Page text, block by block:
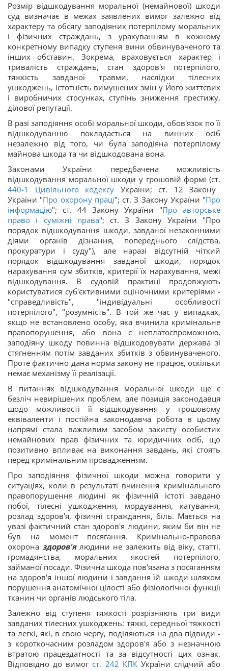
Розмір відшкодування моральної (немайнової) шкоди
суд визначає в межах заявлених вимог залежно від
характеру та обсягу заподіяних потерпілому моральних
і фізичних страждань, з урахуванням в кожному
конкретному випадку ступеня вини обвинуваченого та
інших обставин. Зокрема, враховується характер і
тривалість страждань, стан здоров'я потерпілого,
тяжкість завданої травми, наслідки тілесних
ушкоджень, істотність вимушених змін у Його життєвих
і виробничих стосунках, ступінь зниження престижу,
ділової репутації.
В разі заподіяння особі моральної шкоди, обов'язок по її
відшкодуванню покладається на винних осіб
незалежно від того, чи була заподіяна потерпілому
майнова шкода та чи відшкодована вона.
Законами України передбачена можливість
відшкодування моральної шкоди у грошовій формі (ст.
440-1 Цивільного кодексу України; ст. 12 Закону
України "Про охорону праці"; ст. З Закону України "Про
інформацію"; ст. 44 Закону України "Про авторське
право і суміжні права"; ст. З Закону України "Про
порядок відшкодування шкоди, завданої незаконними
діями органів дізнання, попереднього слідства,
прокуратури і суду"), але наразі відсутній чіткий
порядок відшкодування завданої шкоди, порядок
нарахування сум збитків, критерії їх нарахування, межі
відшкодування. В судовій практиці продовжують
користуватися суб'єктивними оціночними критеріями -
"справедливість", "індивідуальні особливості
потерпілого", "розумність". В той же час у випадках,
якщо не встановлено особу, яка вчинила кримінальне
правопорушення, або вона є неплатоспроможною,
заподіяну шкоду повинна відшкодовувати держава зі
стягненням потім завданих збитків з обвинуваченого.
Проте фактично дана норма закону не працює, оскільки
немає механізму її реалізації.
В питаннях відшкодування моральної шкоди ще є
безліч невирішених проблем, але позиція законодавця
щодо можливості її відшкодування у грошовому
еквіваленти і постійна законодавча робота в цьому
напрямі стала важливим засобом захисту особистих
немайнових прав фізичних та юридичних осіб, що
позитивно впливає на виконання завдань, які стоять
перед кримінальним провадженням.
Про заподіяння фізичної шкоди можна говорити у
ситуаціях, коли в результаті вчинення кримінального
правопорушення людині як фізичній істоті завдано
побої, тілесні ушкодження, мордування, катування,
розлад здоров'я, фізичні страждання, біль. Мається на
увазі фактичний стан здоров'я людини, яким би він не
був на момент посягання. Кримінально-правова
охороназдоров'ялюдини не залежить від віку, статті,
громадянства, моральних якостей потерпілого,
займаної посади. Фізична шкода пов'язана з посяганням
на здоров'я іншої людини і завдання їй шкоди шляхом
порушення анатомічної цілості або фізіологічної функції
тканин чи органів людського тіла.
Залежно від ступеня тяжкості розрізняють три види
завданих тілесних ушкоджень: тяжкі, середньої тяжкості
та легкі, які, в свою чергу, поділяються на два підвиди -
з короткочасним розладом здоров'я або з незначною
втратою працездатності та за відсутності цих ознак.
Відповідно до вимогст. 242 КПКУкраїни слідчий або